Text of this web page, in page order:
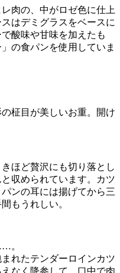
肉の、中がロゼ色に仕上
はデミグラスをベースに
酸味や甘味を加えたも
の食パンを使用していま
柾目が美しいお重。開け
ほど贅沢にも切り落とし
収められています。カツ
ンの耳には揚げてから三
もうれしい。
。
れたテンダーロインカツ
なく降参して、口中で肉